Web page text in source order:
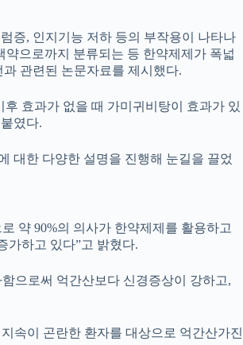
증, 인지기능 저하 등의 부작용이 나타나
으로까지 분류되는 등 한약제제가 폭넓
과 관련된 논문자료를 제시했다.
효과가 없을 때 가미귀비탕이 효과가 있
였다.
대한 다양한 설명을 진행해 눈길을 끌었
약 90%의 의사가 한약제제를 활용하고
가하고 있다”고 밝혔다.
으로써 억간산보다 신경증상이 강하고,
속이 곤란한 환자를 대상으로 억간산가진